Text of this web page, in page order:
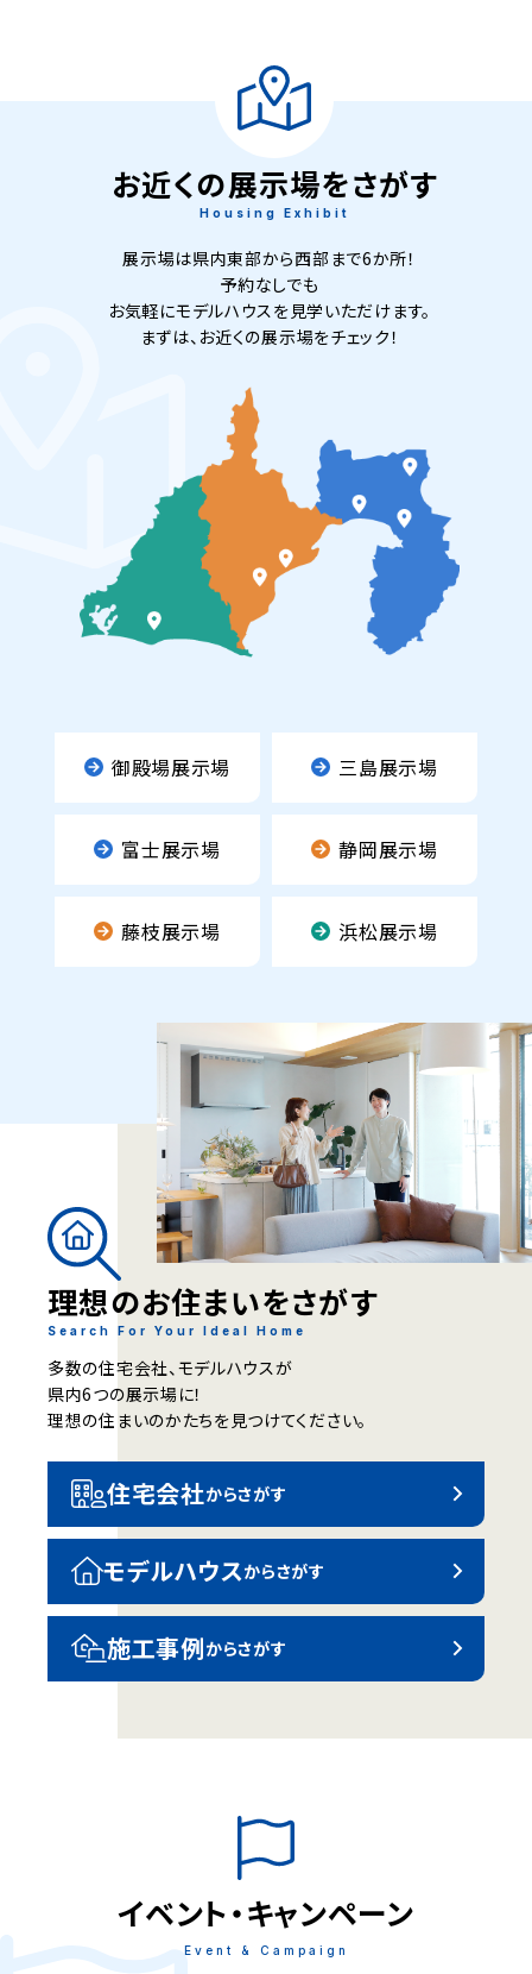
お近くの展示場をさがす
Housing Exhibit
展示場は県内東部から西部まで6か所！
予約なしでも
お気軽にモデルハウスを見学いただけます。
まずは、お近くの展示場をチェック！
御殿場展示場 三島展示場
富士展示場 静岡展示場
藤枝展示場 浜松展示場
理想のお住まいをさがす
Search For Your Ideal Home
多数の住宅会社、モデルハウスが
県内6つの展示場に！
理想の住まいのかたちを見つけてください。
住宅会社からさがす
モデルハウスからさがす
施工事例からさがす
イベント・キャンペーン